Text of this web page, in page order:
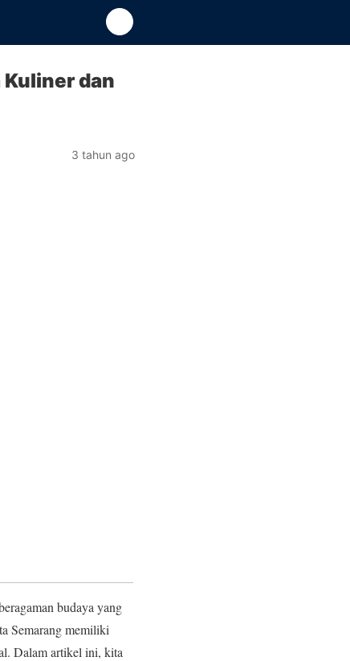
dan
3 tahun ago
budaya yang
Semarang memiliki
Dalam artikel ini, kita